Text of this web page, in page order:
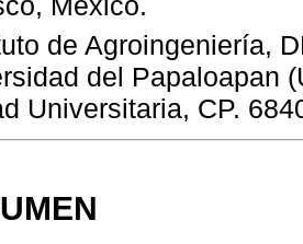
de Agroingeniería,
del Papaloapan
Universitaria, CP.